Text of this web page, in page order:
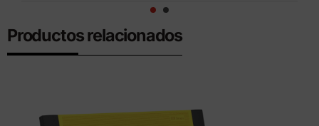
Productos relacionados